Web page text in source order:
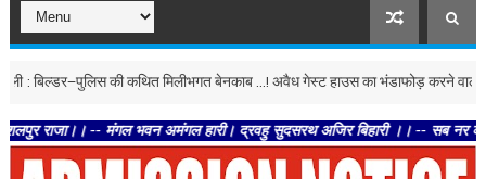
की कथित मिलीभगत बेनकाब ...! अवैध गेस्ट हाउस का भंडाफोड़ करने वाले पत्रकार पर
-- मंगल भवन अमंगल हारी। द्रवहु सुदसरथ अजिर बिहारी ।। -- सब नर करहिं